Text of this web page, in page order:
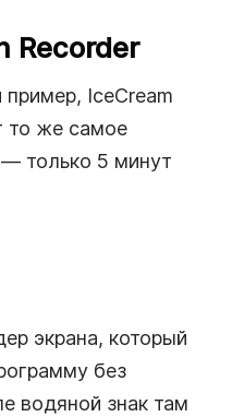
Recorder
пример, IceCream
то же самое
только 5 минут
экрана, который
без
водяной знак там